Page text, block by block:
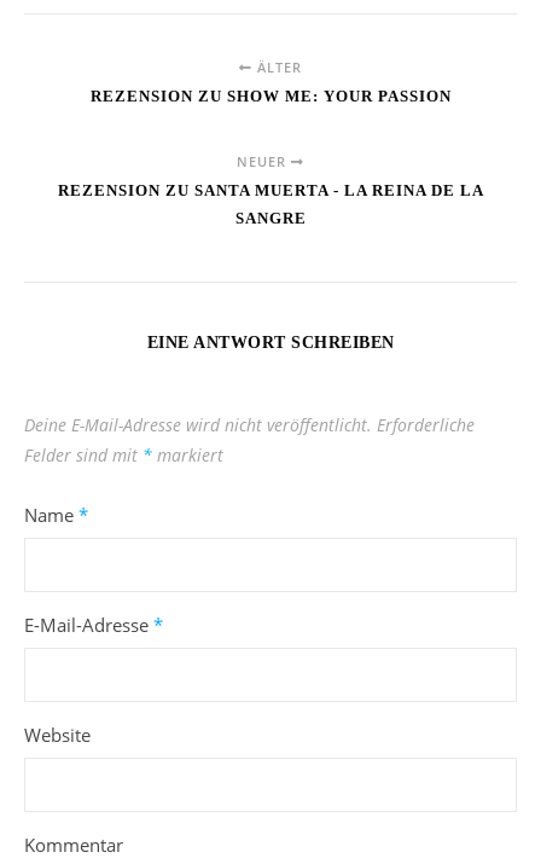
ÄLTER
REZENSION ZU SHOW ME: YOUR PASSION
NEUER
REZENSION ZU SANTA MUERTA - LA REINA DE LA
SANGRE
EINE ANTWORT SCHREIBEN
Deine E-Mail-Adresse wird nicht veröffentlicht. Erforderliche
Felder sind mit * markiert
Name *
E-Mail-Adresse *
Website
Kommentar